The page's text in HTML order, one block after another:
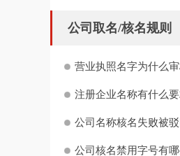
公司取名/核名规则
营业执照名字为什么
注册企业名称有什么
公司名称核名失败被
公司核名禁用字号有